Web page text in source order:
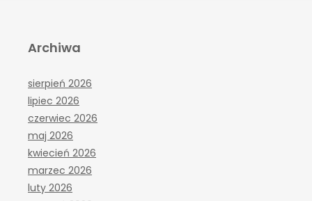
Archiwa
sierpień 2026
lipiec 2026
czerwiec 2026
maj 2026
kwiecień 2026
marzec 2026
luty 2026